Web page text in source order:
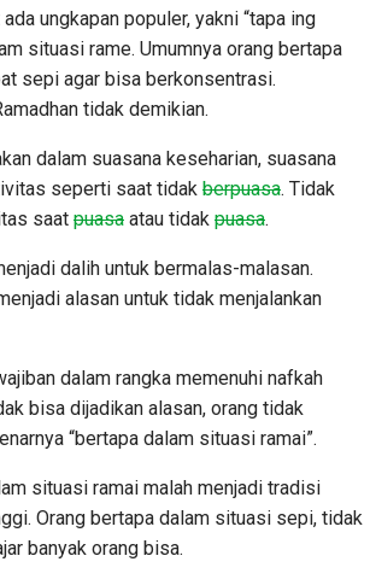
ungkapan populer, yakni “tapa ing
situasi rame. Umumnya orang bertapa
sepi agar bisa berkonsentrasi.
tidak demikian.
dalam suasana keseharian, suasana
seperti saat tidak berpuasa. Tidak
saat puasa atau tidak puasa.
dalih untuk bermalas-malasan.
alasan untuk tidak menjalankan
dalam rangka memenuhi nafkah
bisa dijadikan alasan, orang tidak
“bertapa dalam situasi ramai”.
situasi ramai malah menjadi tradisi
Orang bertapa dalam situasi sepi, tidak
banyak orang bisa.